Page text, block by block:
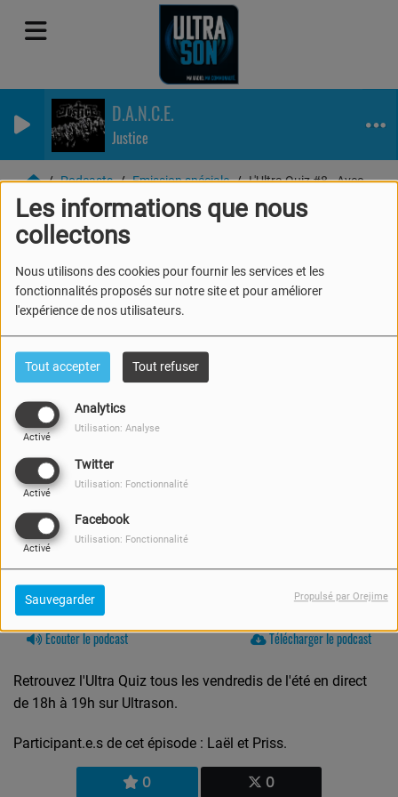
Les informations que nous
collectons
Nous utilisons des cookies pour fournir les services et les
fonctionnalités proposés sur notre site et pour améliorer
l'expérience de nos utilisateurs.
Tout accepter Tout refuser
Analytics
Activé
Utilisation: Analyse
Twitter
Activé
Utilisation: Fonctionnalité
Facebook
Activé
Utilisation: Fonctionnalité
Sauvegarder Propulsé par Orejime
D.A.N.C.E.
Justice
Podcasts Emission spéciale L'Ultra Quiz #8 - Avec Laël et Priss
L'Ultra Quiz #8 - Avec
Laël et Priss
0 0
23 AOÛT 2024 -
Écouter le podcast Télécharger le podcast
Retrouvez l'Ultra Quiz tous les vendredis de l'été en direct
de 18h à 19h sur Ultrason.
Participant.e.s de cet épisode : Laël et Priss.